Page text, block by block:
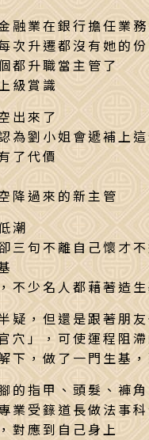
融業在銀行擔任業
次升遷都沒有她的份
都升職當主管了
級賞識
出來了
為劉小姐會遞補上
了代價
降過來的新主管
潮
三句不離自己懷才
不少名人都藉著造
疑，但還是跟著朋
穴」，可使運程阻
下，做了一門生基
的指甲、頭髮、褲
業受籙道長做法事
對應到自己身上